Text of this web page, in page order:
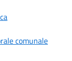
comunale